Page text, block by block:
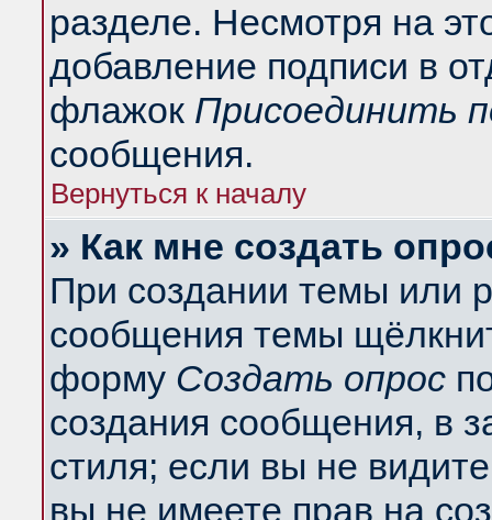
разделе. Несмотря на
добавление подписи в
флажок Присоединить
сообщения.
Вернуться к началу
» Как мне создать
При создании темы или
сообщения темы
форму Создать опрос
создания сообщения, в
стиля; если вы не
вы не имеете прав на